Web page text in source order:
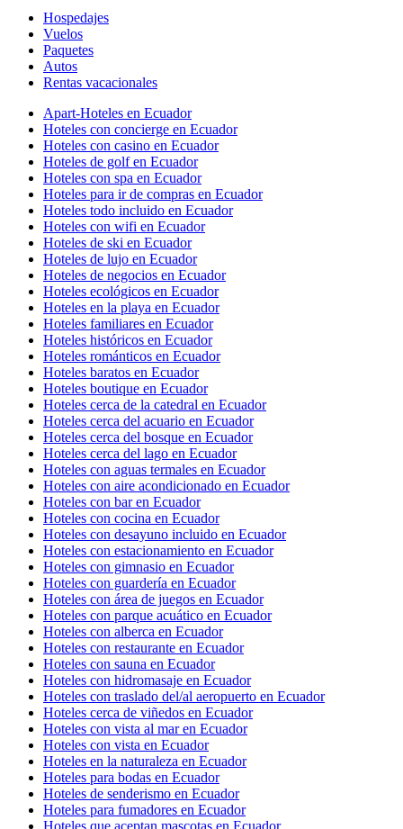
Hospedajes
Vuelos
Paquetes
Autos
Rentas vacacionales
Apart-Hoteles en Ecuador
Hoteles con concierge en Ecuador
Hoteles con casino en Ecuador
Hoteles de golf en Ecuador
Hoteles con spa en Ecuador
Hoteles para ir de compras en Ecuador
Hoteles todo incluido en Ecuador
Hoteles con wifi en Ecuador
Hoteles de ski en Ecuador
Hoteles de lujo en Ecuador
Hoteles de negocios en Ecuador
Hoteles ecológicos en Ecuador
Hoteles en la playa en Ecuador
Hoteles familiares en Ecuador
Hoteles históricos en Ecuador
Hoteles románticos en Ecuador
Hoteles baratos en Ecuador
Hoteles boutique en Ecuador
Hoteles cerca de la catedral en Ecuador
Hoteles cerca del acuario en Ecuador
Hoteles cerca del bosque en Ecuador
Hoteles cerca del lago en Ecuador
Hoteles con aguas termales en Ecuador
Hoteles con aire acondicionado en Ecuador
Hoteles con bar en Ecuador
Hoteles con cocina en Ecuador
Hoteles con desayuno incluido en Ecuador
Hoteles con estacionamiento en Ecuador
Hoteles con gimnasio en Ecuador
Hoteles con guardería en Ecuador
Hoteles con área de juegos en Ecuador
Hoteles con parque acuático en Ecuador
Hoteles con alberca en Ecuador
Hoteles con restaurante en Ecuador
Hoteles con sauna en Ecuador
Hoteles con hidromasaje en Ecuador
Hoteles con traslado del/al aeropuerto en Ecuador
Hoteles cerca de viñedos en Ecuador
Hoteles con vista al mar en Ecuador
Hoteles con vista en Ecuador
Hoteles en la naturaleza en Ecuador
Hoteles para bodas en Ecuador
Hoteles de senderismo en Ecuador
Hoteles para fumadores en Ecuador